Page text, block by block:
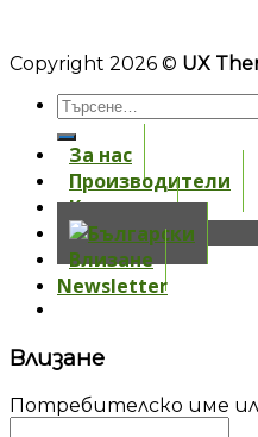
Copyright 2026 © UX
За нас
Производители
Контакти
Влизане
Newsletter
Влизане
Потребителско име